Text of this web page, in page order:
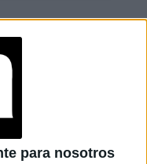
para nosotros
de lujo únicas,
Rougeque se